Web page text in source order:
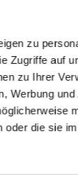
zu
Zugriffe auf
zu Ihrer
Werbung
oder die sie
for
for